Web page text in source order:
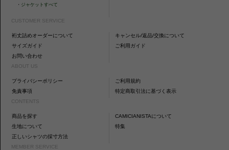
・ ジャケットすべて
CUSTOMER SERVICE
裄丈詰めオーダーについて
キャンセル/返品/交換について
サイズガイド
ご利用ガイド
お問い合わせ
ABOUT US
プライバシーポリシー
ご利用規約
免責事項
特定商取引法に基づく表示
CONTENTS
商品を探す
CAMICIANISTAについて
生地について
特集
正しいシャツの採寸方法
MEMBER SERVICE